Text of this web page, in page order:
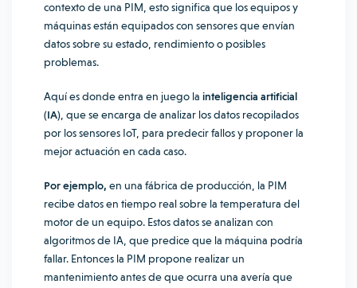
contexto de una PIM, esto significa que los equipos y
máquinas están equipados con sensores que envían
datos sobre su estado, rendimiento o posibles
problemas.
Aquí es donde entra en juego la inteligencia artificial
(IA) , que se encarga de analizar los datos recopilados
por los sensores IoT, para predecir fallos y proponer la
mejor actuación en cada caso.
Por ejemplo, en una fábrica de producción, la PIM
recibe datos en tiempo real sobre la temperatura del
motor de un equipo. Estos datos se analizan con
algoritmos de IA, que predice que la máquina podría
fallar. Entonces la PIM propone realizar un
mantenimiento antes de que ocurra una avería que